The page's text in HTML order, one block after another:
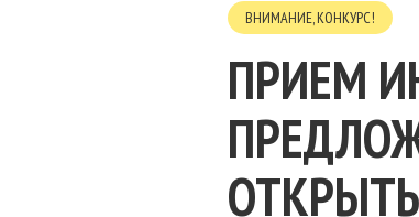
ВНИМАНИЕ, КОНКУРС!
ПРИЕМ